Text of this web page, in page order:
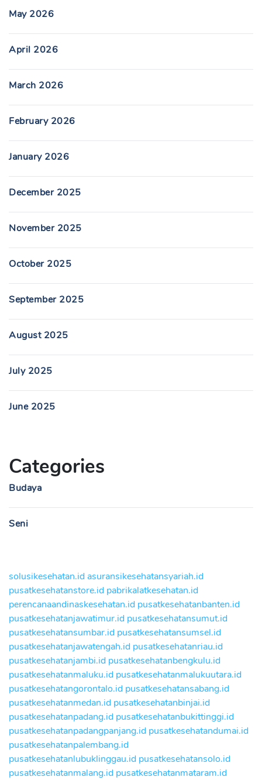
May 2026
April 2026
March 2026
February 2026
January 2026
December 2025
November 2025
October 2025
September 2025
August 2025
July 2025
June 2025
Categories
Budaya
Seni
solusikesehatan.id asuransikesehatansyariah.id
pusatkesehatanstore.id pabrikalatkesehatan.id
perencanaandinaskesehatan.id pusatkesehatanbanten.id
pusatkesehatanjawatimur.id pusatkesehatansumut.id
pusatkesehatansumbar.id pusatkesehatansumsel.id
pusatkesehatanjawatengah.id pusatkesehatanriau.id
pusatkesehatanjambi.id pusatkesehatanbengkulu.id
pusatkesehatanmaluku.id pusatkesehatanmalukuutara.id
pusatkesehatangorontalo.id pusatkesehatansabang.id
pusatkesehatanmedan.id pusatkesehatanbinjai.id
pusatkesehatanpadang.id pusatkesehatanbukittinggi.id
pusatkesehatanpadangpanjang.id pusatkesehatandumai.id
pusatkesehatanpalembang.id
pusatkesehatanlubuklinggau.id pusatkesehatansolo.id
pusatkesehatanmalang.id pusatkesehatanmataram.id